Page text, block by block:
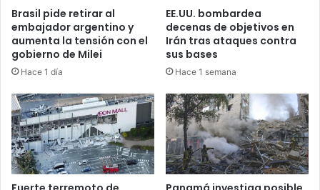
Brasil pide retirar al
embajador argentino y
aumenta la tensión con el
gobierno de Milei
Hace 1 día
EE.UU. bombardea
decenas de objetivos en
Irán tras ataques contra
sus bases
Hace 1 semana